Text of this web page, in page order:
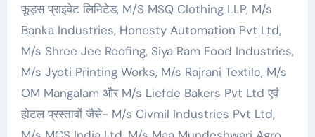
फूड्स प्राइवेट लिमिटेड, M/S MSQ Clothing LLP, M/s
Banka Industries, Honesty Automation Pvt Ltd,
M/s Shree Jee Roofing, Siya Ram Food Industries,
M/s Jyoti Printing Works, M/s Rajrani Textile, M/s
OM Mangalam और M/s Liefde Bakers Pvt Ltd एवं
होटल प्रस्तावों जैसे- M/s Civmil Industries Pvt Ltd,